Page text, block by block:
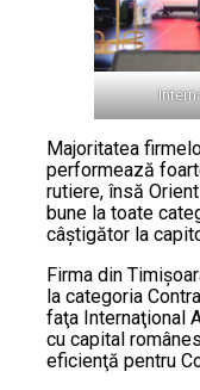
Majoritatea
performează
rutiere, însă
bune la toate
câştigător la
Firma din
la categoria
faţa Internaţional
cu capital
eficienţă pentru